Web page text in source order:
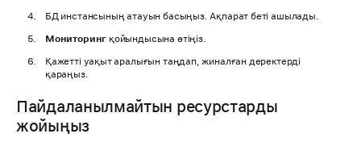
БД инстансының атауын басыңыз. Ақпарат беті ашылады.
Мониторинг қойындысына өтіңіз.
Қажетті уақыт аралығын таңдап, жиналған деректерді
қараңыз.
Пайдаланылмайтын ресурстарды
жойыңыз